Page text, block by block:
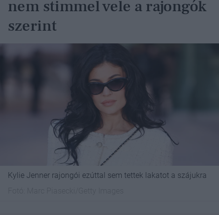
nem stimmel vele a rajongók
szerint
Kylie Jenner rajongói ezúttal sem tettek lakatot a szájukra